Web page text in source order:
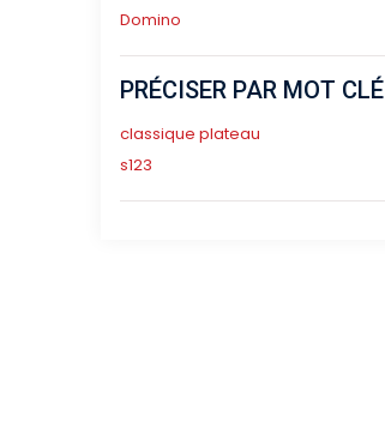
Domino
PRÉCISER PAR MOT CLÉ
classique plateau
s123